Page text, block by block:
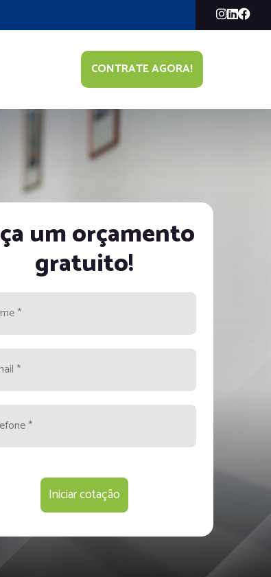
CONTRATE AGORA!
um orçamento
gratuito!
Iniciar cotação